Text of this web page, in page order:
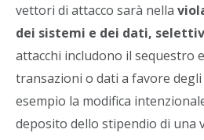
vettori di attacco sarà nella
dei sistemi e dei dati,
attacchi includono il sequestro
transazioni o dati a favore
esempio la modifica
deposito dello stipendio di una